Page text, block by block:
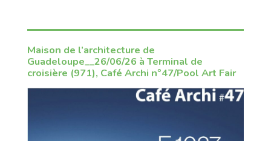
Maison de l’architecture de
Guadeloupe__26/06/26 à Terminal de
croisière (971), Café Archi n°47/Pool Art Fair